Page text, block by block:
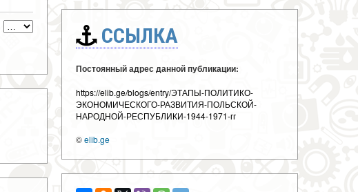
ССЫЛКА
Постоянный адрес данной публикации:
https://elib.ge/blogs/entry/ЭТАПЫ-ПОЛИТИКО-
ЭКОНОМИЧЕСКОГО-РАЗВИТИЯ-ПОЛЬСКОЙ-
НАРОДНОЙ-РЕСПУБЛИКИ-1944-1971-гг
©elib.ge